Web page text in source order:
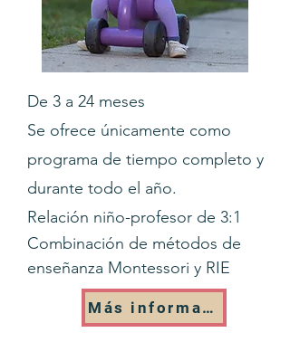
De 3 a 24 meses
Se ofrece únicamente como
programa de tiempo completo y
durante todo el año.
Relación niño-profesor de 3:1
Combinación de métodos de
enseñanza Montessori y RIE
Más información